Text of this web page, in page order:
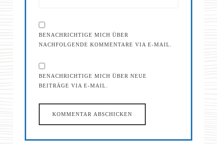
BENACHRICHTIGE MICH ÜBER
NACHFOLGENDE KOMMENTARE VIA E-MAIL.
BENACHRICHTIGE MICH ÜBER NEUE
BEITRÄGE VIA E-MAIL.